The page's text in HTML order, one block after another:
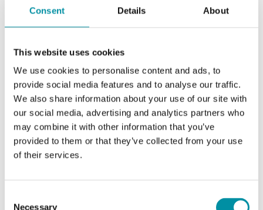
Consent Details About
This website uses cookies
We use cookies to personalise content and ads, to
provide social media features and to analyse our traffic.
We also share information about your use of our site with
our social media, advertising and analytics partners who
may combine it with other information that you’ve
provided to them or that they’ve collected from your use
of their services.
Necessary
Valore di setpoint,
temperatura
Funzione a gradini 1
Funzione di ripristino Automatico
Regolazione setpoint Esterno